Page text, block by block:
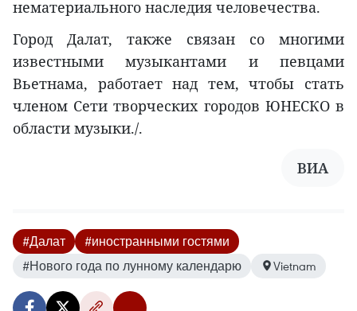
нематериального наследия человечества.
Город Далат, также связан со многими
известными музыкантами и певцами
Вьетнама, работает над тем, чтобы стать
членом Сети творческих городов ЮНЕСКО в
области музыки./.
ВИА
#Далат
#иностранными гостями
#Нового года по лунному календарю
Vietnam